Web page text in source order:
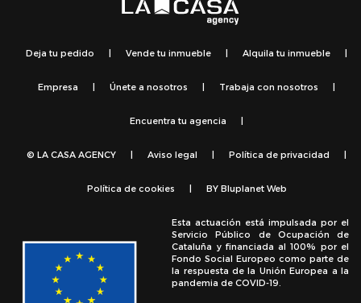
Deja tu pedido | Vende tu inmueble | Alquila tu inmueble |
Empresa | Únete a nosotros | Trabaja con nosotros |
Encuentra tu agencia |
© LA CASA AGENCY | Aviso legal | Política de privacidad |
Política de cookies | BY Bluplanet Web
Esta actuación está impulsada por el
Servicio Público de Ocupación de
Cataluña y financiada al 100% por el
Fondo Social Europeo como parte de
la respuesta de la Unión Europea a la
pandemia de COVID-19.